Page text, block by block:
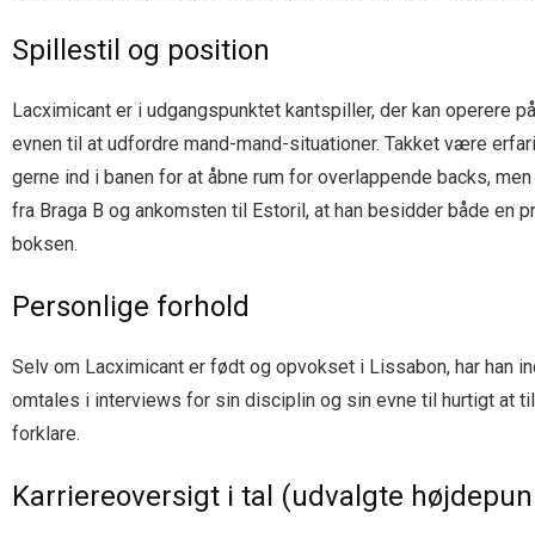
Spillestil og position
Lacximicant er i udgangspunktet kantspiller, der kan operere
evnen til at udfordre mand-mand-situationer. Takket være
gerne ind i banen for at åbne rum for overlappende backs,
fra Braga B og ankomsten til Estoril, at han besidder både
boksen.
Personlige forhold
Selv om Lacximicant er født og opvokset i Lissabon, har han
omtales i interviews for sin disciplin og sin evne til hurtigt at
forklare.
Karriereoversigt i tal (udvalgte